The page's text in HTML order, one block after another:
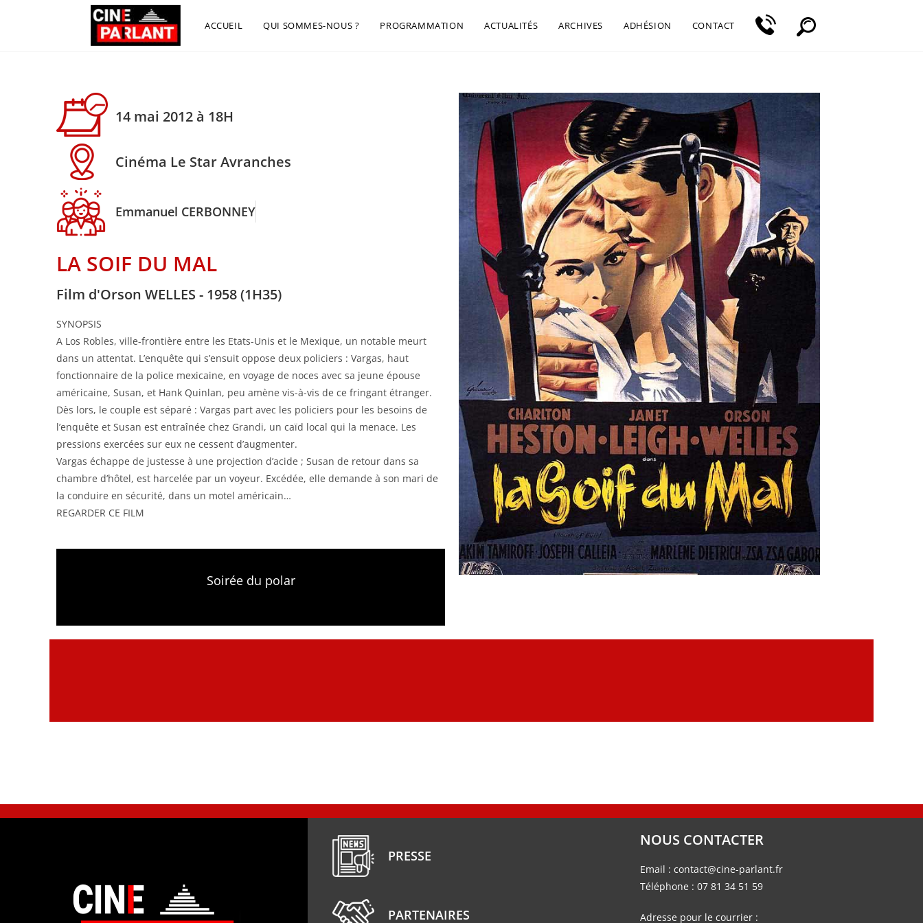
ACCUEIL QUI SOMMES-NOUS ? PROGRAMMATION ACTUALITÉS ARCHIVES ADHÉSION CONTACT
14 mai 2012 à 18H
Cinéma Le Star Avranches
Emmanuel CERBONNEY
LA SOIF DU MAL
Film d'Orson WELLES - 1958 (1H35)
SYNOPSIS
A Los Robles, ville-frontière entre les Etats-Unis et le Mexique, un notable meurt
dans un attentat. L’enquête qui s’ensuit oppose deux policiers : Vargas, haut
fonctionnaire de la police mexicaine, en voyage de noces avec sa jeune épouse
américaine, Susan, et Hank Quinlan, peu amène vis-à-vis de ce fringant étranger.
Dès lors, le couple est séparé : Vargas part avec les policiers pour les besoins de
l’enquête et Susan est entraînée chez Grandi, un caïd local qui la menace. Les
pressions exercées sur eux ne cessent d’augmenter.
Vargas échappe de justesse à une projection d’acide ; Susan de retour dans sa
chambre d’hôtel, est harcelée par un voyeur. Excédée, elle demande à son mari de
la conduire en sécurité, dans un motel américain…
REGARDER CE FILM
Soirée du polar
PRESSE
PARTENAIRES
NOUS CONTACTER
Email : contact@cine-parlant.fr
Téléphone : 07 81 34 51 59
Adresse pour le courrier :